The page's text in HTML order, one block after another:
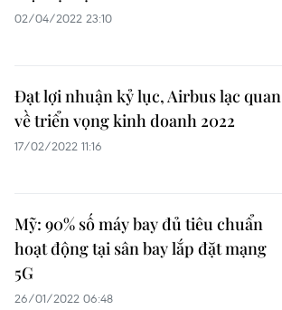
02/04/2022 23:10
Đạt lợi nhuận kỷ lục, Airbus lạc quan
về triển vọng kinh doanh 2022
17/02/2022 11:16
Mỹ: 90% số máy bay đủ tiêu chuẩn
hoạt động tại sân bay lắp đặt mạng
5G
26/01/2022 06:48